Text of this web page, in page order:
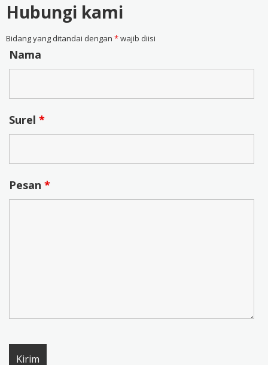
Hubungi kami
Bidang yang ditandai dengan *wajib diisi
Nama
Surel *
Pesan *